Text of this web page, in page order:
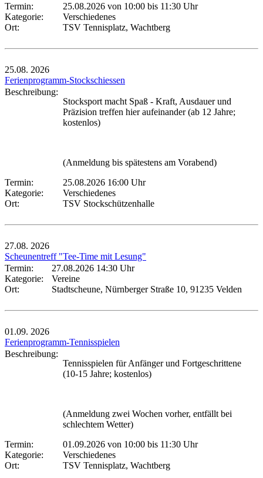
Termin:
25.08.2026 von 10:00 bis 11:30 Uhr
Kategorie:
Verschiedenes
Ort:
TSV Tennisplatz, Wachtberg
25.08. 2026
Ferienprogramm-Stockschiessen
Beschreibung:
Stocksport macht Spaß - Kraft, Ausdauer und
Präzision treffen hier aufeinander (ab 12 Jahre;
kostenlos)
(Anmeldung bis spätestens am Vorabend)
Termin:
25.08.2026 16:00 Uhr
Kategorie:
Verschiedenes
Ort:
TSV Stockschützenhalle
27.08. 2026
Scheunentreff "Tee-Time mit Lesung"
Termin:
27.08.2026 14:30 Uhr
Kategorie:
Vereine
Ort:
Stadtscheune, Nürnberger Straße 10, 91235 Velden
01.09. 2026
Ferienprogramm-Tennisspielen
Beschreibung:
Tennisspielen für Anfänger und Fortgeschrittene
(10-15 Jahre; kostenlos)
(Anmeldung zwei Wochen vorher, entfällt bei
schlechtem Wetter)
Termin:
01.09.2026 von 10:00 bis 11:30 Uhr
Kategorie:
Verschiedenes
Ort:
TSV Tennisplatz, Wachtberg